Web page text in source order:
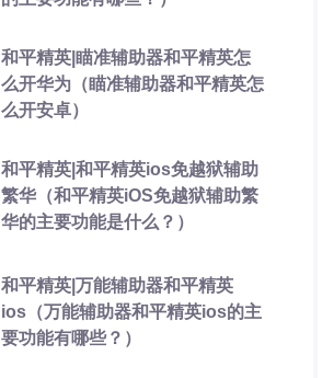
和平精英|瞄准辅助器和平精英怎
么开华为（瞄准辅助器和平精英怎
么开安卓）
和平精英|和平精英ios免越狱辅助
繁华（和平精英iOS免越狱辅助繁
华的主要功能是什么？）
和平精英|万能辅助器和平精英
ios（万能辅助器和平精英ios的主
要功能有哪些？）